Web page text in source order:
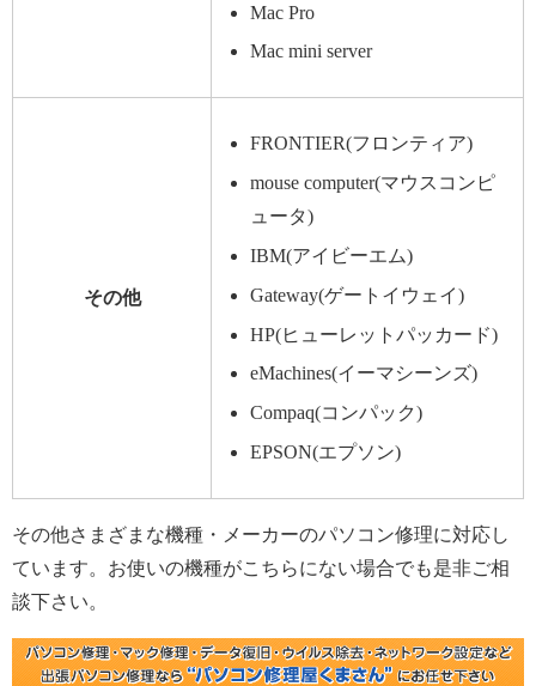
Mac Pro
Mac mini server
その他
FRONTIER(フロンティア)
mouse computer(マウスコンピ
ュータ)
IBM(アイビーエム)
Gateway(ゲートイウェイ)
HP(ヒューレットパッカード)
eMachines(イーマシーンズ)
Compaq(コンパック)
EPSON(エプソン)
その他さまざまな機種・メーカーのパソコン修理に対応し
ています。お使いの機種がこちらにない場合でも是非ご相
談下さい。